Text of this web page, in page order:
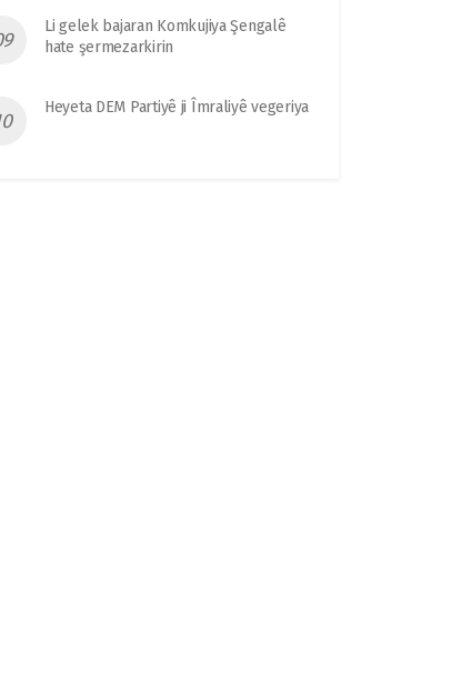
Li gelek bajaran Komkujiya Şengalê
hate şermezarkirin
Heyeta DEM Partiyê ji Îmraliyê vegeriya